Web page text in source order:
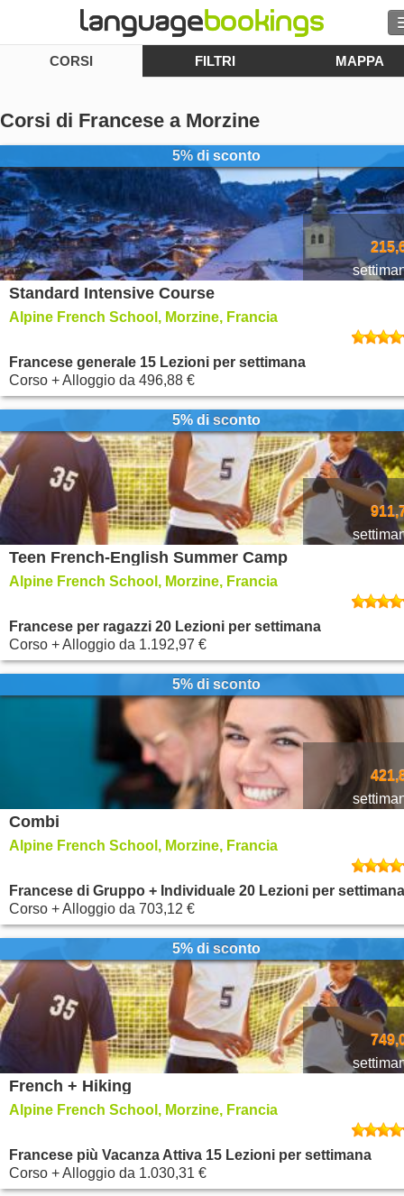
Contattaci
Entra
Aiuto
CORSI FILTRI MAPPA
Corsi di Francese a Morzine
5% di sconto
Standard Intensive Course
Alpine French School, Morzine, Francia
Francese generale 15 Lezioni per settimana
Corso + Alloggio da 496,88 €
5% di sconto
Teen French-English Summer Camp
Alpine French School, Morzine, Francia
Francese per ragazzi 20 Lezioni per settimana
Corso + Alloggio da 1.192,97 €
5% di sconto
Combi
Alpine French School, Morzine, Francia
Francese di Gruppo + Individuale 20 Lezioni per settimana
Corso + Alloggio da 703,12 €
5% di sconto
French + Hiking
Alpine French School, Morzine, Francia
Francese più Vacanza Attiva 15 Lezioni per settimana
Corso + Alloggio da 1.030,31 €